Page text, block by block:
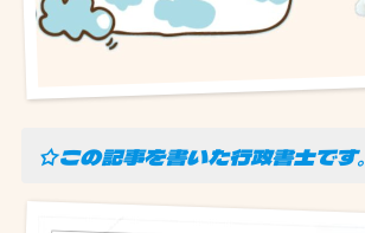
☆この記事を書いた行政書士です。